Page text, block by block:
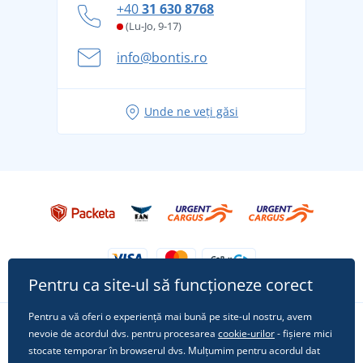
și în siguranță
Aventura de vară începe cu bagajul - pregătiți-vă
pentru vacanță fără griji
Tricoul preferat City în rol principal: ținute pentru
+4031 630 8768
(Lu-Jo, 9-17)
info@bontis.ro
Unde ne veți găsi
Urmărește-ne pe rețelele sociale
Pentru ca site-ul să funcționeze corect
Pentru a vă oferi o experiență mai bună pe site-ul nostru, avem
nevoie de acordul dvs. pentru procesarea cookie-urilor- fișiere mici
stocate temporar în browserul dvs. Mulțumim pentru acordul dat